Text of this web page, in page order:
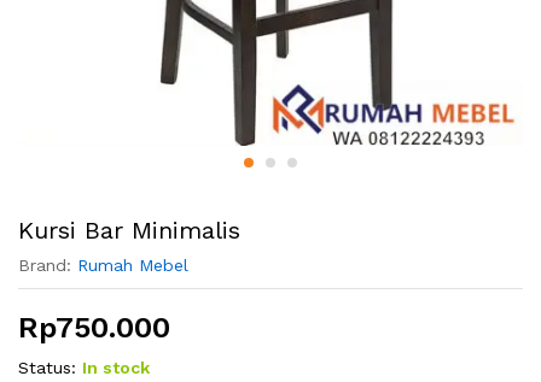
Kursi Bar Minimalis
Brand: Rumah Mebel
Rp750.000
Status: In stock